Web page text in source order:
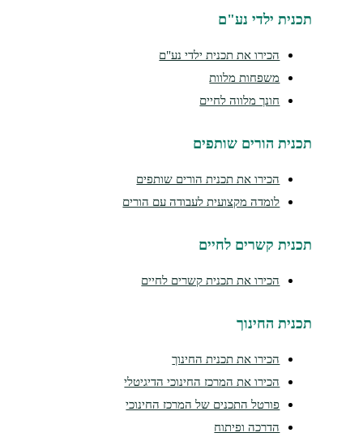
ילדי נע"ם
הכירו את תכנית ילדי נע"ם
משפחות מלוות
חונך מלווה לחיים
הורים שותפים
הכירו את תכנית הורים שותפים
לומדה מקצועית לעבודה עם הורים
קשרים לחיים
הכירו את תכנית קשרים לחיים
החינוך
הכירו את תכנית החינוך
הכירו את המרכז החינוכי הדיגיטלי
פורטל התכנים של המרכז החינוכי
הדרכה ופיתוח